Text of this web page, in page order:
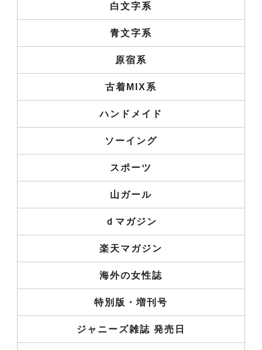
白文字系
青文字系
原宿系
古着MIX系
ハンドメイド
ソーイング
スポーツ
山ガール
ｄマガジン
楽天マガジン
海外の女性誌
特別版・増刊号
ジャニーズ雑誌 発売日